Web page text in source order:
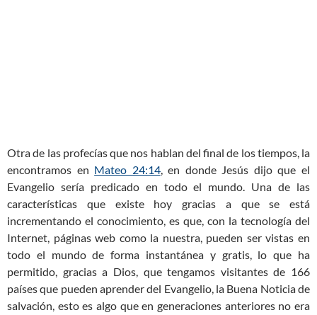
Otra de las profecías que nos hablan del final de los tiempos, la
encontramos en Mateo 24:14, en donde Jesús dijo que el
Evangelio sería predicado en todo el mundo. Una de las
características que existe hoy gracias a que se está
incrementando el conocimiento, es que, con la tecnología del
Internet, páginas web como la nuestra, pueden ser vistas en
todo el mundo de forma instantánea y gratis, lo que ha
permitido, gracias a Dios, que tengamos visitantes de 166
países que pueden aprender del Evangelio, la Buena Noticia de
salvación, esto es algo que en generaciones anteriores no era